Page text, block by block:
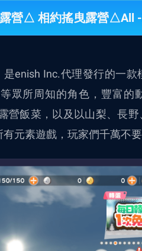
營△ 相約搖曳露營△All -
是enish Inc.代理發行的一
眾所周知的角色，豐富的
營飯菜，以及以山梨、長
元素遊戲，玩家們千萬不要